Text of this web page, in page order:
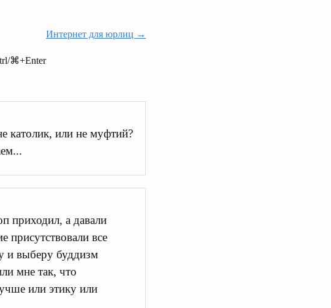
Интернет для юрлиц →
⌘+Enter
католик, или не муфтий?
приходил, а давали
присутствовали все
и выберу буддизм
мне так, что
или этику или